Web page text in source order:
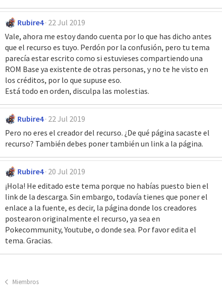
Rubire4 22 Jul 2019
Vale, ahora me estoy dando cuenta por lo que has dicho antes
que el recurso es tuyo. Perdón por la confusión, pero tu tema
parecía estar escrito como si estuvieses compartiendo una
ROM Base ya existente de otras personas, y no te he visto en
los créditos, por lo que supuse eso.
Está todo en orden, disculpa las molestias.
Rubire4 22 Jul 2019
Pero no eres el creador del recurso. ¿De qué página sacaste el
recurso? También debes poner también un link a la página.
Rubire4 20 Jul 2019
¡Hola! He editado este tema porque no habías puesto bien el
link de la descarga. Sin embargo, todavía tienes que poner el
enlace a la fuente, es decir, la página donde los creadores
postearon originalmente el recurso, ya sea en
Pokecommunity, Youtube, o donde sea. Por favor edita el
tema. Gracias.
Miembros